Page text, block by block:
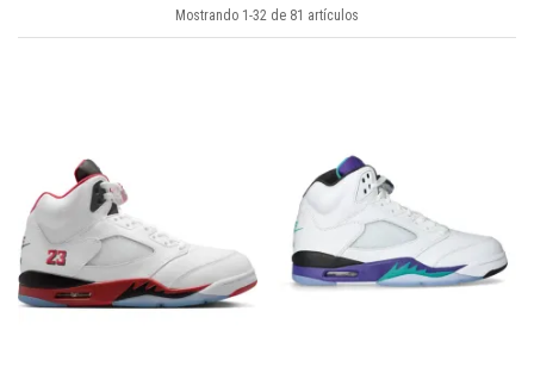
Mostrando 1-32 de 81 artículos